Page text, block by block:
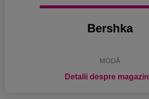
Bershka
MODĂ
Detalii despre magazin